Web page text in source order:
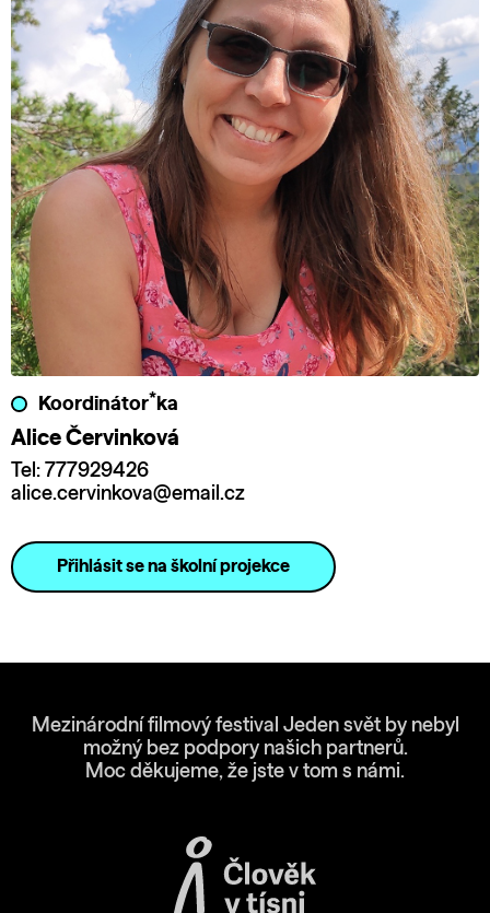
Koordinátor* ka
Alice Červinková
Tel: 777929426
alice.cervinkova@email.cz
Přihlásit se na školní projekce
Mezinárodní filmový festival Jeden svět by nebyl
možný bez podpory našich partnerů.
Moc děkujeme, že jste v tom s námi.